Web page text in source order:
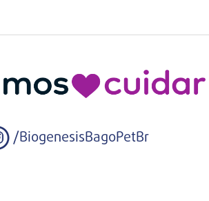
/BiogenesisBagoPetBr